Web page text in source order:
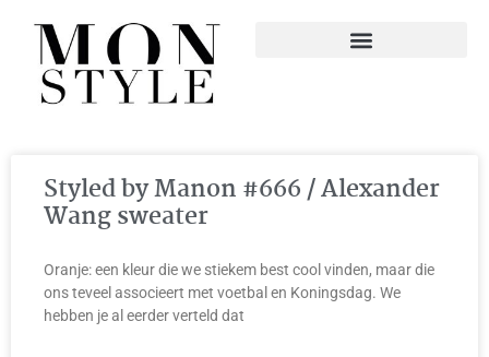
Styled by Manon #666 / Alexander
Wang sweater
Oranje: een kleur die we stiekem best cool vinden, maar die
ons teveel associeert met voetbal en Koningsdag. We
hebben je al eerder verteld dat